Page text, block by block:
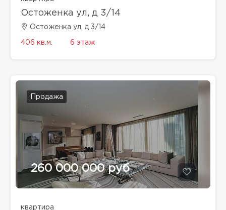
Остоженка ул, д 3/14
Остоженка ул, д 3/14
406 кв.м. 6 этаж
Продажа
260 000 000 руб
квартира